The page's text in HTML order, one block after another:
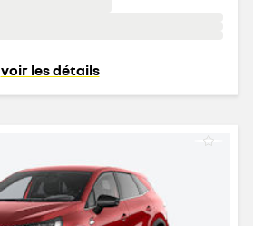
voir les détails